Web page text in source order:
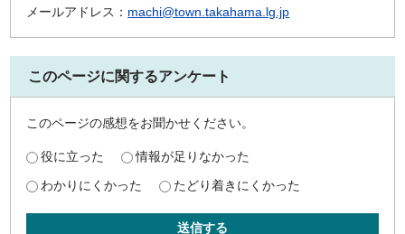
メールアドレス： machi@town.takahama.lg.jp
このページに関するアンケート
このページの感想をお聞かせください。
役に立った
情報が足りなかった
わかりにくかった
たどり着きにくかった
送信する